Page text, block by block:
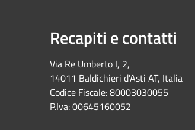
Recapiti e contatti
Via Re Umberto I, 2,
14011 Baldichieri d'Asti AT, Italia
Codice Fiscale: 80003030055
P.Iva: 00645160052